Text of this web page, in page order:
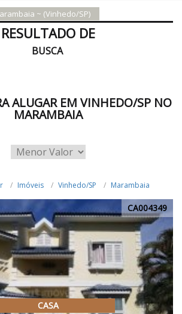
~ (Vinhedo/SP)
RESULTADO DE
BUSCA
ALUGAR EM VINHEDO/SP NO
MARAMBAIA
Imóveis Vinhedo/SP Marambaia
CA004349
CASA